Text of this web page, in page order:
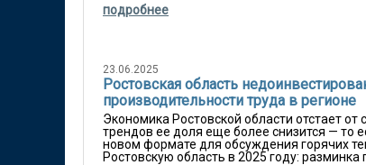
подробнее
23.06.2025
Ростовская область
производительности труда в регионе
Экономика Ростовской области отстает
трендов ее доля еще более снизится — то
новом формате для обсуждения горячих
Ростовскую область в 2025 году: разминка